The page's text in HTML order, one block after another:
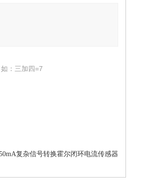
：三加四=7
复杂信号转换霍尔闭环电流传感器